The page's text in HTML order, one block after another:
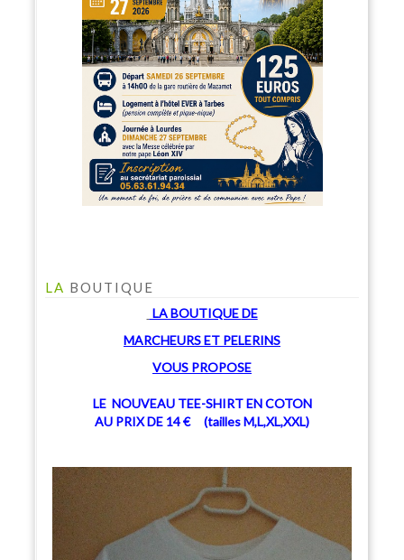
LA BOUTIQUE
LA BOUTIQUEDE
MARCHEURS ET PELERINS
VOUS PROPOSE
LE NOUVEAU TEE-SHIRT EN COTON
AU PRIX DE 14 € (tailles M,L,XL,XXL)